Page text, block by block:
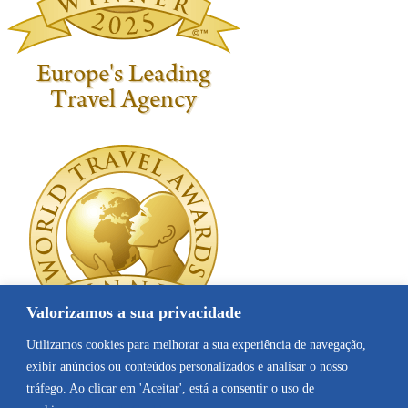
Valorizamos a sua privacidade
Utilizamos cookies para melhorar a sua experiência de navegação,
exibir anúncios ou conteúdos personalizados e analisar o nosso
tráfego. Ao clicar em 'Aceitar', está a consentir o uso de